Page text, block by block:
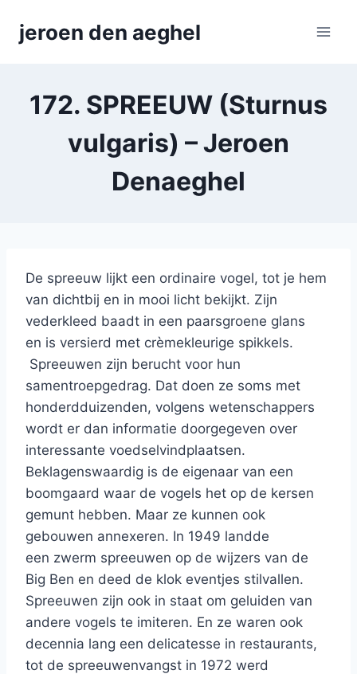
jeroen den aeghel
172. SPREEUW (Sturnus
vulgaris) – Jeroen
Denaeghel
De spreeuw lijkt een ordinaire vogel, tot je hem
van dichtbij en in mooi licht bekijkt. Zijn
vederkleed baadt in een paarsgroene glans
en is versierd met crèmekleurige spikkels.
Spreeuwen zijn berucht voor hun
samentroepgedrag. Dat doen ze soms met
honderdduizenden, volgens wetenschappers
wordt er dan informatie doorgegeven over
interessante voedselvindplaatsen.
Beklagenswaardig is de eigenaar van een
boomgaard waar de vogels het op de kersen
gemunt hebben. Maar ze kunnen ook
gebouwen annexeren. In 1949 landde
een zwerm spreeuwen op de wijzers van de
Big Ben en deed de klok eventjes stilvallen.
Spreeuwen zijn ook in staat om geluiden van
andere vogels te imiteren. En ze waren ook
decennia lang een delicatesse in restaurants,
tot de spreeuwenvangst in 1972 werd